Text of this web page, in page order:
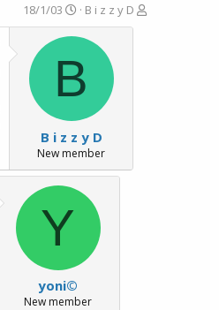
פ
ו
B i z z y D
פ
ו
ר
ם
ב
א
ר
י
ך
18/1/03
B
B i z z y D
New member
Y
yoni©
New member